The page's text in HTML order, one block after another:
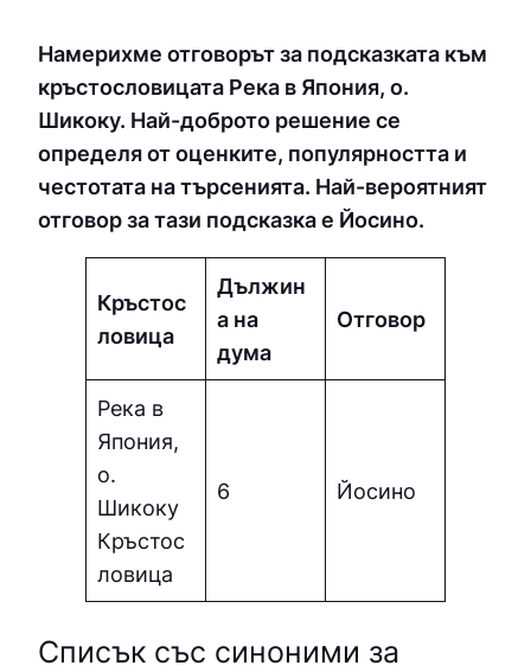
Намерихме отговорът за подсказката към
кръстословицата Река в Япония, о.
Шикоку. Най-доброто решение се
определя от оценките, популярността и
честотата на търсенията. Най-вероятният
отговор за тази подсказка е Йocинo.
Кръстос
ловица
Дължин
а на
дума
Отговор
Река в
Япония,
о.
Шикоку
Кръстос
ловица
6 Йocинo
Списък със синоними за